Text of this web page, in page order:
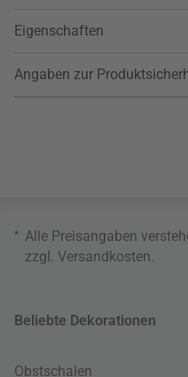
Eigenschaften
Angaben zur
* Alle Preisangaben
zzgl. Versandkosten
Beliebte Dekorationen
Obstschalen